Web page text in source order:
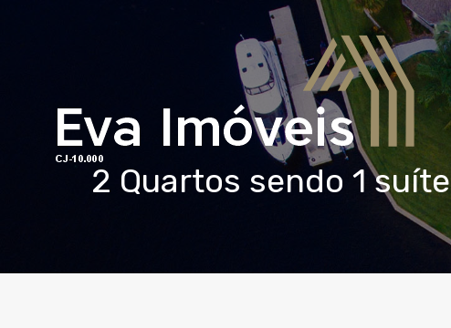
2 Quartos sendo 1